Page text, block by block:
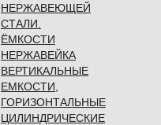
НЕРЖАВЕЮЩЕЙ
СТАЛИ.
ЁМКОСТИ
НЕРЖАВЕЙКА
ВЕРТИКАЛЬНЫЕ
ЕМКОСТИ,
ГОРИЗОНТАЛЬНЫЕ
ЦИЛИНДРИЧЕСКИЕ